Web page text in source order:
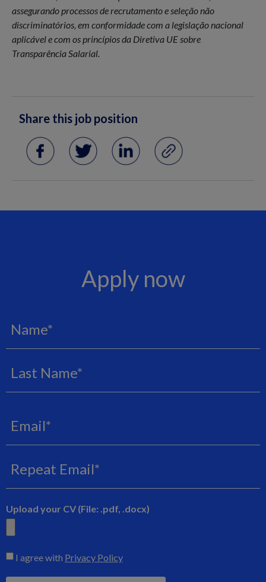
assegurando processos de recrutamento e seleção não
discriminatórios, em conformidade com a legislação nacional
aplicável e com os princípios da Diretiva UE sobre
Transparência Salarial.
Share this job position
Apply now
Upload your CV (File: .pdf, .docx)
Consent
I agree with Privacy Policy